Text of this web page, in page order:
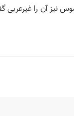
آن را غیرعربی